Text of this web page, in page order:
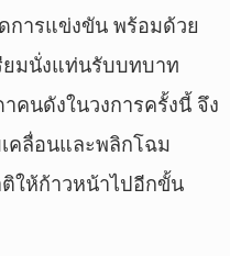
การแข่งขัน พร้อมด้วย
มนั่งแท่นรับบทบาท
คนดังในวงการครั้งนี้ จึง
คลื่อนและพลิกโฉม
ให้ก้าวหน้าไปอีกขั้น